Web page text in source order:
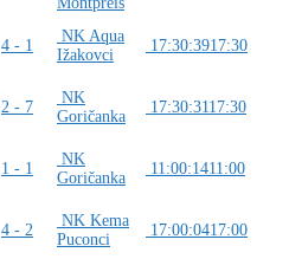
4 - 1
NK Aqua
Ižakovci
17:30:3917:30
2 - 7
NK
Goričanka
17:30:3117:30
1 - 1
NK
Goričanka
11:00:1411:00
4 - 2
NK Kema
Puconci
17:00:0417:00